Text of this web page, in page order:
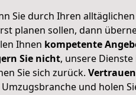
Sie durch Ihren
planen sollen, dann
Ihnen kompetente
Sie nicht, unsere
Sie sich zurück.
und holen